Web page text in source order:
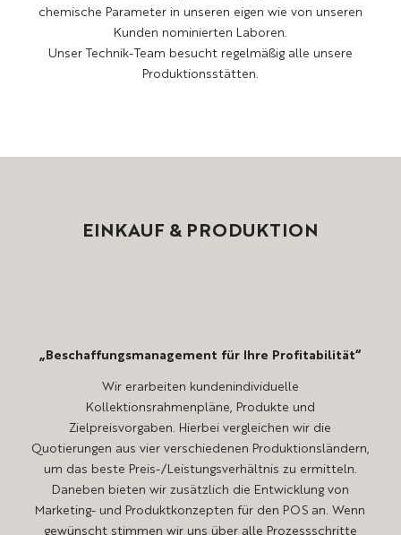
chemische Parameter in unseren eigen wie von unseren
Kunden nominierten Laboren.
Unser Technik-Team besucht regelmäßig alle unsere
Produktionsstätten.
EINKAUF & PRODUKTION
„Beschaffungsmanagement für Ihre Profitabilität“
Wir erarbeiten kundenindividuelle
Kollektionsrahmenpläne, Produkte und
Zielpreisvorgaben. Hierbei vergleichen wir die
Quotierungen aus vier verschiedenen Produktionsländern,
um das beste Preis-/Leistungsverhältnis zu ermitteln.
Daneben bieten wir zusätzlich die Entwicklung von
Marketing- und Produkt­konzepten für den POS an. Wenn
gewünscht stimmen wir uns über alle ­Prozessschritte